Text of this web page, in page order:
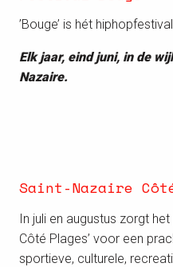
’Bouge’ is hét
Elk jaar, eind juni, in de
Nazaire.
Saint-Nazaire
In juli en augustus zorgt
Côté Plages’ voor een
sportieve, culturele,